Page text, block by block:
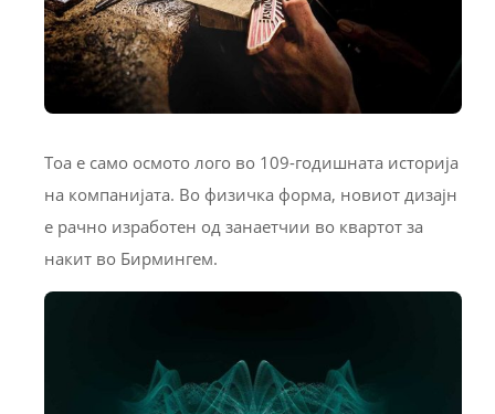
Тоа е само осмото лого во 109-годишната историја
на компанијата. Во физичка форма, новиот дизајн
е рачно изработен од занаетчии во квартот за
накит во Бирмингем.